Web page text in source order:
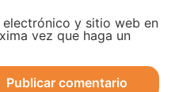
y sitio web en
vez que haga un